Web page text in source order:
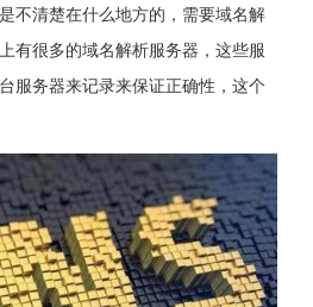
不清楚在什么地方的，需要域名解
有很多的域名解析服务器，这些服
服务器来记录来保证正确性，这个